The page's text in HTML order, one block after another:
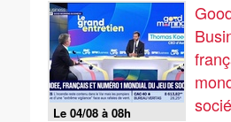
Le 04/08 à 08h